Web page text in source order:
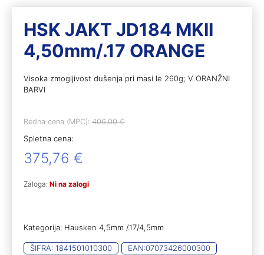
HSK JAKT JD184 MKII
4,50mm/.17 ORANGE
Visoka zmogljivost dušenja pri masi le 260g; V ORANŽNI
BARVI
Redna cena (MPC): 406,00€
Spletna cena:
375,76 €
Zaloga: Ni na zalogi
Kategorija: Hausken 4,5mm /.17/4,5mm
ŠIFRA: 1841501010300 EAN:07073426000300